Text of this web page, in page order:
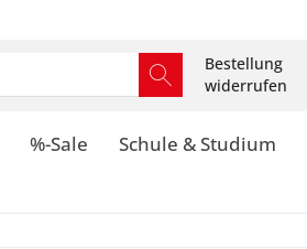
Bestellung
widerrufen
%-Sale Schule & Studium